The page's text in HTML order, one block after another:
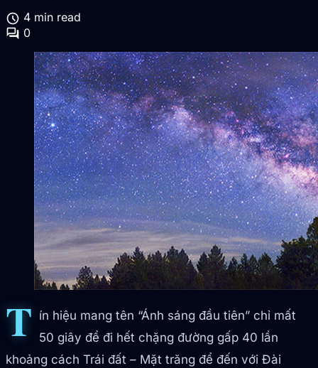
schedule 4 min read
forum 0
T ín hiệu mang tên “Ánh sáng đầu tiên” chỉ mất
50 giây để đi hết chặng đường gấp 40 lần
khoảng cách Trái đất – Mặt trăng để đến với Đài